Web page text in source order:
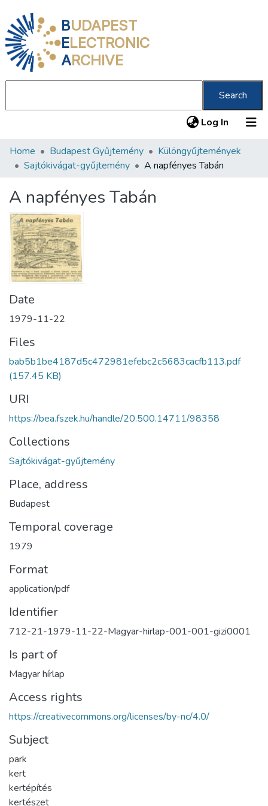
BUDAPEST
ELECTRONIC
ARCHIVE
Search
Log In (current)
Communities & Collections
Statistics
About us
Home Budapest Gyűjtemény
Különgyűjtemények
Sajtókivágat-gyűjtemény
A napfényes Tabán
A napfényes Tabán
Date
1979-11-22
Files
bab5b1be4187d5c472981efebc2c5683cacfb113.pdf
(157.45 KB)
URI
https://bea.fszek.hu/handle/20.500.14711/98358
Collections
Sajtókivágat-gyűjtemény
Place, address
Budapest
Temporal coverage
1979
Format
application/pdf
Identifier
712-21-1979-11-22-Magyar-hirlap-001-001-gizi0001
Is part of
Magyar hírlap
Access rights
https://creativecommons.org/licenses/by-nc/4.0/
Subject
park
kert
kertépítés
kertészet